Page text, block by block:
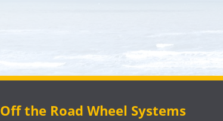
Off the Road Wheel Systems